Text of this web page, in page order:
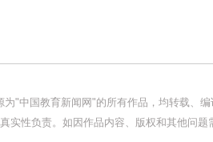
为"中国教育新闻网"的所有作品，均转载、
实性负责。如因作品内容、版权和其他问